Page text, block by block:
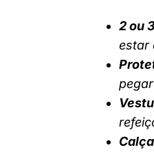
2 ou
estar